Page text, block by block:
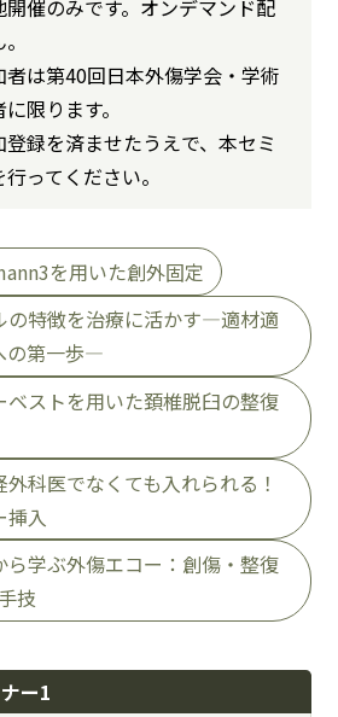
催のみです。オンデマンド配
は第40回日本外傷学会・学術
限ります。
録を済ませたうえで、本セミ
ってください。
を用いた創外固定
の特徴を治療に活かす―適材適
の第一歩―
ベストを用いた頚椎脱臼の整復
科医でなくても入れられる！
挿入
ら学ぶ外傷エコー：創傷・整復
技
ー1